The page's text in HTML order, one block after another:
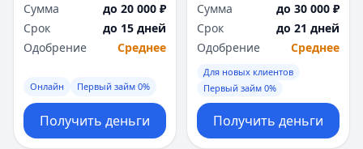
Сумма
до 20 000 ₽
Срок
до 15 дней
Одобрение
Среднее
Онлайн Первый займ 0%
Получить деньги
Сумма
до 30 000 ₽
Срок
до 21 дней
Одобрение
Среднее
Для новых клиентов
Первый займ 0%
Получить деньги